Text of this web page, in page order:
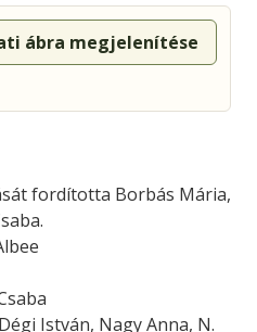
ábra megjelenítése
fordította Borbás Mária,
István, Nagy Anna, N.